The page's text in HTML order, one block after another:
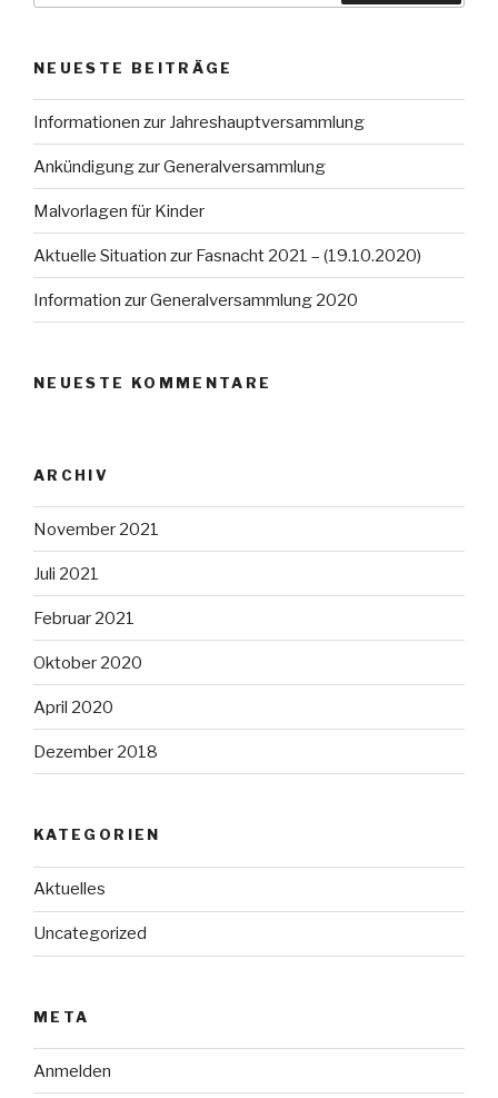
NEUESTE BEITRÄGE
Informationen zur Jahreshauptversammlung
Ankündigung zur Generalversammlung
Malvorlagen für Kinder
Aktuelle Situation zur Fasnacht 2021 – (19.10.2020)
Information zur Generalversammlung 2020
NEUESTE KOMMENTARE
ARCHIV
November 2021
Juli 2021
Februar 2021
Oktober 2020
April 2020
Dezember 2018
KATEGORIEN
Aktuelles
Uncategorized
META
Anmelden